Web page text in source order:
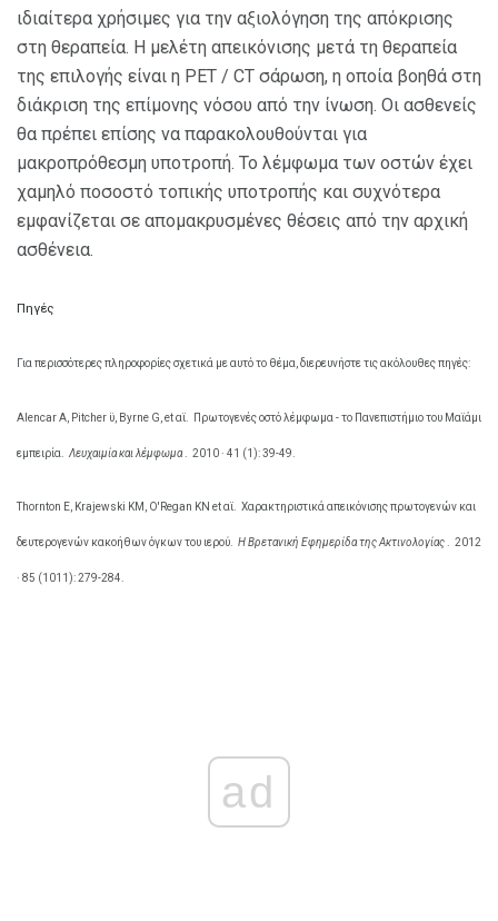
ιδιαίτερα χρήσιμες για την αξιολόγηση της απόκρισης
στη θεραπεία. Η μελέτη απεικόνισης μετά τη θεραπεία
της επιλογής είναι η PET / CT σάρωση, η οποία βοηθά στη
διάκριση της επίμονης νόσου από την ίνωση. Οι ασθενείς
θα πρέπει επίσης να παρακολουθούνται για
μακροπρόθεσμη υποτροπή. Το λέμφωμα των οστών έχει
χαμηλό ποσοστό τοπικής υποτροπής και συχνότερα
εμφανίζεται σε απομακρυσμένες θέσεις από την αρχική
ασθένεια.
Πηγές
Για περισσότερες πληροφορίες σχετικά με αυτό το θέμα, διερευνήστε τις ακόλουθες πηγές:
Alencar Α, Pitcher ϋ, Byrne G, et αϊ. Πρωτογενές οστό λέμφωμα - το Πανεπιστήμιο του Μαϊάμι
εμπειρία. Λευχαιμία και λέμφωμα 2010 · 41 (1): 39-49.
Thornton Ε, Krajewski ΚΜ, O'Regan KN et αϊ. Χαρακτηριστικά απεικόνισης πρωτογενών και
δευτερογενών κακοήθων όγκων του ιερού. Η Βρετανική Εφημερίδα της Ακτινολογίας. 2012
· 85 (1011): 279-284.
ad